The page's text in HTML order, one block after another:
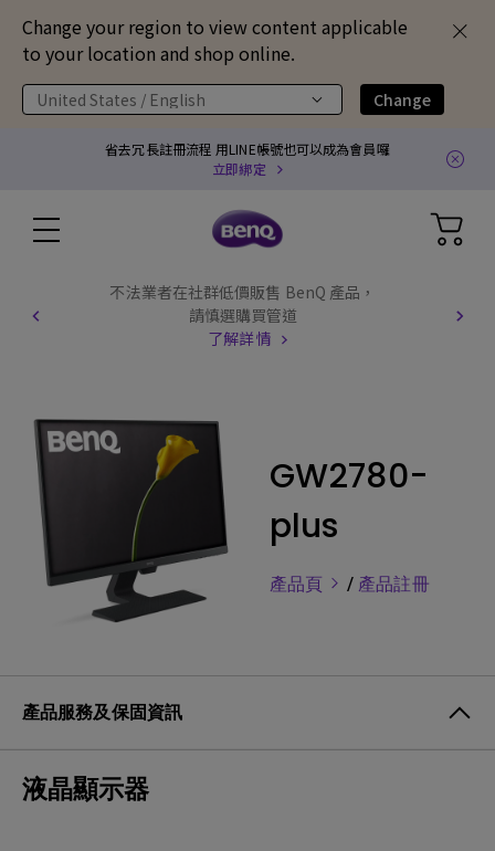
Change your region to view content applicable
to your location and shop online.
United States / English Change
省去冗長註冊流程 用LINE帳號也可以成為會員囉
立即綁定
不法業者在社群低價販售 BenQ 產品，
請慎選購買管道
了解詳情
GW2780-
plus
產品頁 / 產品註冊
產品服務及保固資訊
液晶顯示器